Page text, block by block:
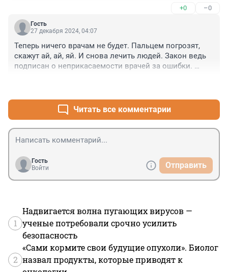
+0 –0
Гость
27 декабря 2024, 04:07
Теперь ничего врачам не будет. Пальцем погрозят,
скажут ай, ай, яй. И снова лечить людей. Закон ведь
подписан о неприкасаемости врачей за ошибки.
Читать все комментарии
Гость
Войти
Отправить
1
Надвигается волна пугающих вирусов —
ученые потребовали срочно усилить
безопасность
2
«Сами кормите свои будущие опухоли». Биолог
назвал продукты, которые приводят к